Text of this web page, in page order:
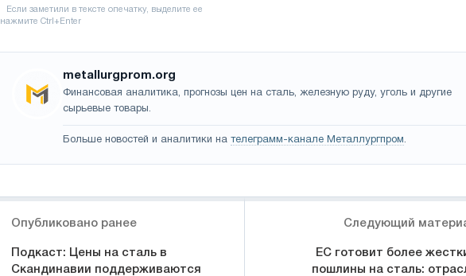
metallurgprom.org
Финансовая аналитика, прогнозы цен на сталь, железную руду, уголь и другие
сырьевые товары.
Больше новостей и аналитики на телеграмм-канале Металлургпром.
Опубликовано ранее
Подкаст: Цены на сталь в
Скандинавии поддерживаются
Следующий
ЕС готовит более
пошлины на сталь: